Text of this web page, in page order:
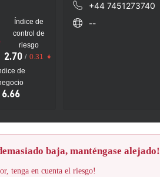
de
6.66
Índice de
control de
riesgo
2.70 / 0.31
+44 7451273740
--
baja, manténgase alejado!
tenga en cuenta el riesgo!